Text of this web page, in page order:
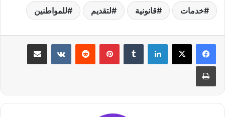
خدمات قانونية لتقديم للمواطنين
لينكدإن بينتيريست مشاركة عبر البريد
طباعة